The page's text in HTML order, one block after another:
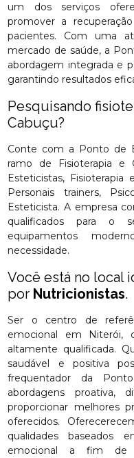
um dos serviços
promover a
pacientes. Com uma
mercado de saúde, a
abordagem integrada e
garantindo resultados
Pesquisando
Cabuçu?
Conte com a Ponto de
ramo de Fisioterapia e
Esteticistas,
Personais trainers,
Esteticista. A empresa
qualificados para o
equipamentos
necessidade.
Você está no local
por Nutricionistas.
Ser o centro de
emocional em Niterói,
altamente qualificada.
saudável e positiva
frequentador da
abordagens proativa,
proporcionar melhores
oferecidos.
qualidades baseados
emocional a fim de